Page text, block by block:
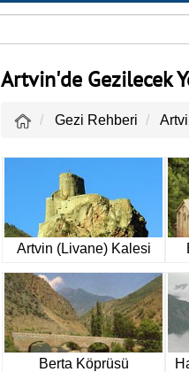
Artvin'de Gezilecek
Gezi Rehberi
Artvin (Livane) Kalesi
Berta Köprüsü